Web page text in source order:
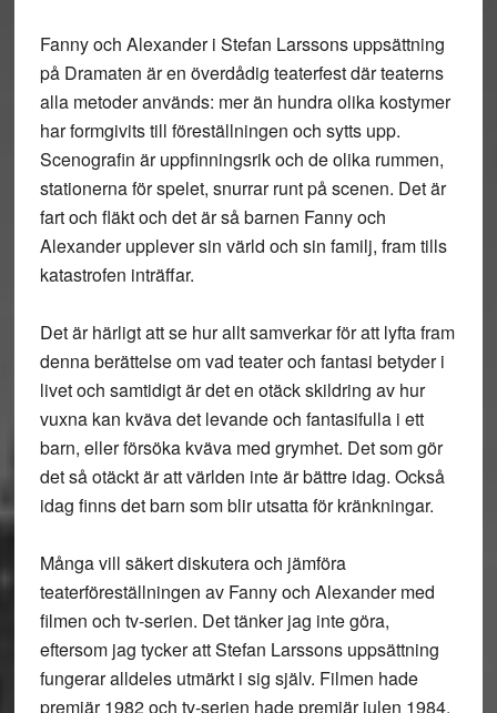
Fanny och Alexander i Stefan Larssons uppsättning
på Dramaten är en överdådig teaterfest där teaterns
alla metoder används: mer än hundra olika kostymer
har formgivits till föreställningen och sytts upp.
Scenografin är uppfinningsrik och de olika rummen,
stationerna för spelet, snurrar runt på scenen. Det är
fart och fläkt och det är så barnen Fanny och
Alexander upplever sin värld och sin familj, fram tills
katastrofen inträffar.
Det är härligt att se hur allt samverkar för att lyfta fram
denna berättelse om vad teater och fantasi betyder i
livet och samtidigt är det en otäck skildring av hur
vuxna kan kväva det levande och fantasifulla i ett
barn, eller försöka kväva med grymhet. Det som gör
det så otäckt är att världen inte är bättre idag. Också
idag finns det barn som blir utsatta för kränkningar.
Många vill säkert diskutera och jämföra
teaterföreställningen av Fanny och Alexander med
filmen och tv-serien. Det tänker jag inte göra,
eftersom jag tycker att Stefan Larssons uppsättning
fungerar alldeles utmärkt i sig själv. Filmen hade
premiär 1982 och tv-serien hade premiär julen 1984.